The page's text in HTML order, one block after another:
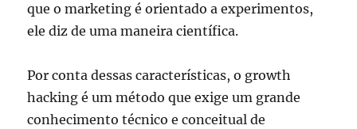
que o marketing é orientado a experimentos,
ele diz de uma maneira científica.
Por conta dessas características, o growth
hacking é um método que exige um grande
conhecimento técnico e conceitual de